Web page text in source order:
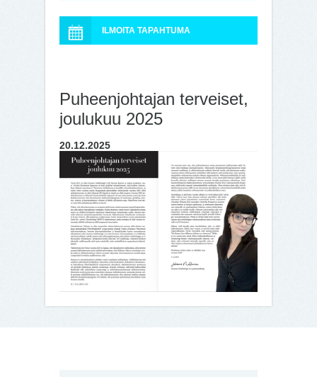
ILMOITA TAPAHTUMA
Puheenjohtajan terveiset,
joulukuu 2025
20.12.2025